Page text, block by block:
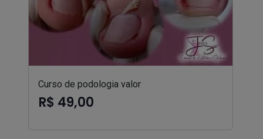
Curso de podologia valor
R$ 49,00